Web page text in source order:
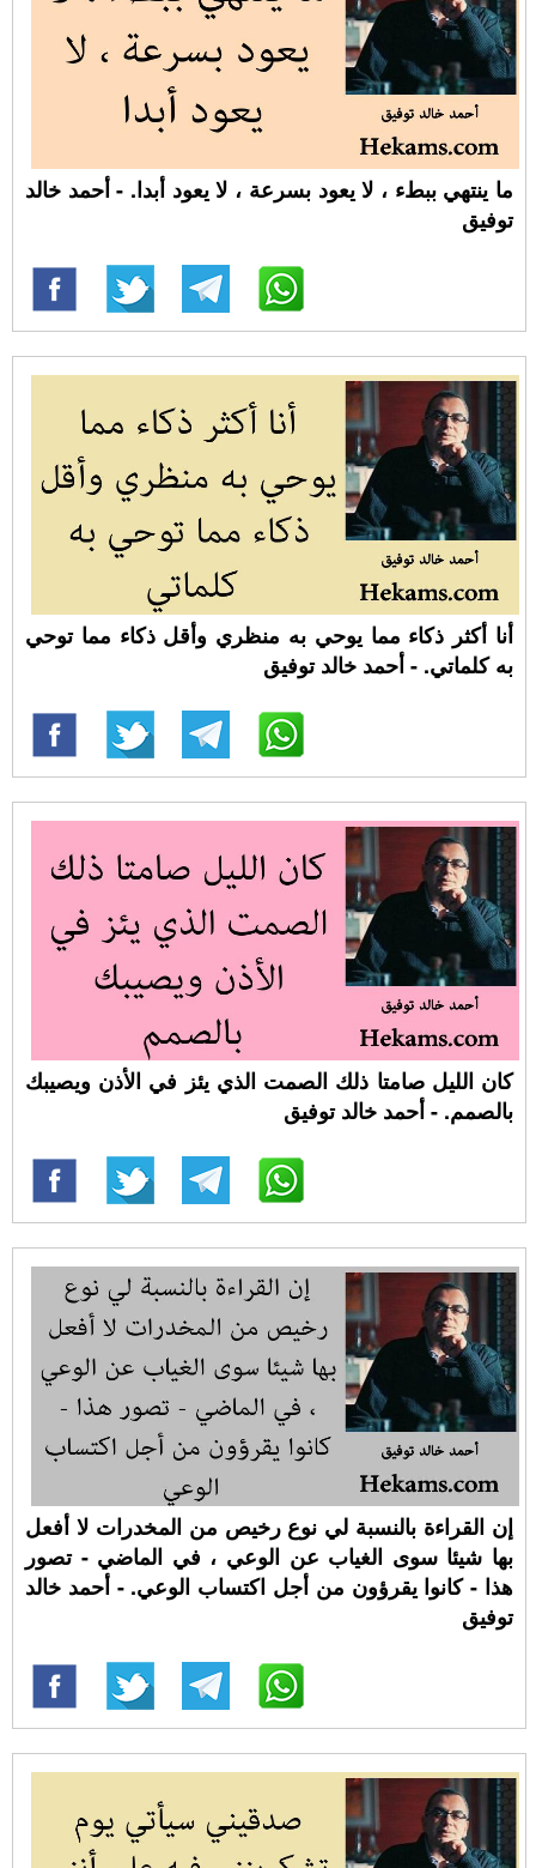
ما ينتهي ببطء ، لا يعود بسرعة ، لا يعود أبدا. - أحمد خالد
توفيق
أنا أكثر ذكاء مما يوحي به منظري وأقل ذكاء مما توحي
به كلماتي. - أحمد خالد توفيق
كان الليل صامتا ذلك الصمت الذي يئز في الأذن ويصيبك
بالصمم. - أحمد خالد توفيق
إن القراءة بالنسبة لي نوع رخيص من المخدرات لا أفعل
بها شيئا سوى الغياب عن الوعي ، في الماضي - تصور
هذا - كانوا يقرؤون من أجل اكتساب الوعي. - أحمد خالد
توفيق